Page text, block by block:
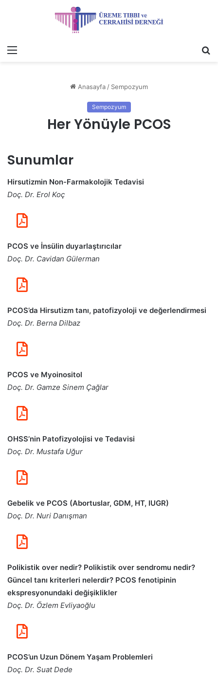
Menü
Anasayfa/ Sempozyum
Sempozyum
Her Yönüyle PCOS
Sunumlar
Hirsutizmin Non-Farmakolojik Tedavisi
Doç. Dr. Erol Koç
PCOS ve İnsülin duyarlaştırıcılar
Doç. Dr. Cavidan Gülerman
PCOS’da Hirsutizm tanı, patofizyoloji ve değerlendirmesi
Doç. Dr. Berna Dilbaz
PCOS ve Myoinositol
Doç. Dr. Gamze Sinem Çağlar
OHSS’nin Patofizyolojisi ve Tedavisi
Doç. Dr. Mustafa Uğur
Gebelik ve PCOS (Abortuslar, GDM, HT, IUGR)
Doç. Dr. Nuri Danışman
Polikistik over nedir? Polikistik over sendromu nedir?
Güncel tanı kriterleri nelerdir? PCOS fenotipinin
ekspresyonundaki değişiklikler
Doç. Dr. Özlem Evliyaoğlu
PCOS’un Uzun Dönem Yaşam Problemleri
Doç. Dr. Suat Dede